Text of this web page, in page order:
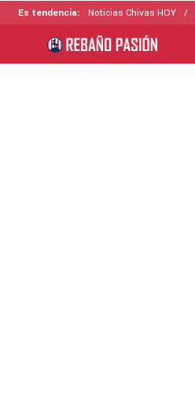
Es tendencia: Noticias Chivas HOY